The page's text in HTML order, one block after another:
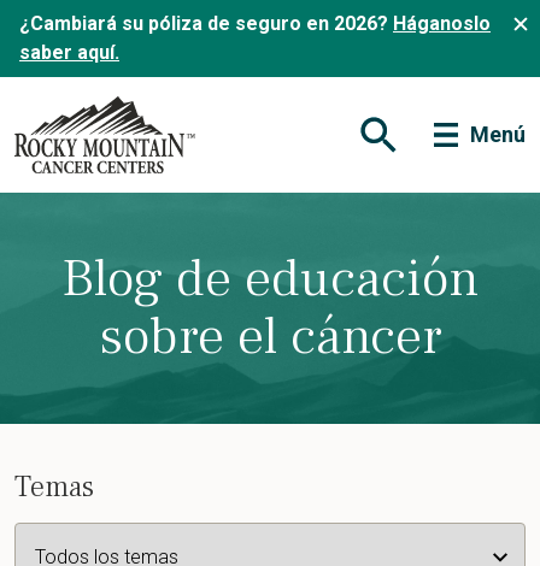
¿Cambiará su póliza de seguro en 2026? Háganoslo
saber aquí.
Abrir formulario de
Menú
Blog de educación
sobre el cáncer
Temas